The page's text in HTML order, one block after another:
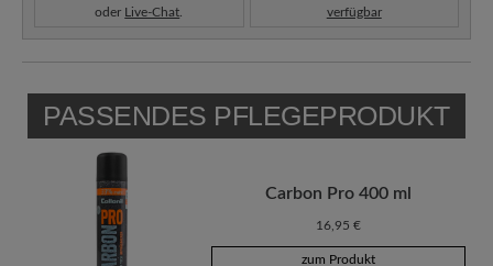
oder Live-Chat
verfügbar
PASSENDES PFLEGEPRODUKT
Carbon Pro 400 ml
16,95 €
zum Produkt